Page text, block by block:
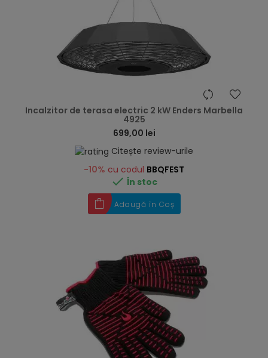
Incalzitor de terasa electric 2 kW Enders Marbella
4925
699,00 lei
Citește review-urile
-10% cu codul BBQFEST
 În stoc
Adaugă în Coș